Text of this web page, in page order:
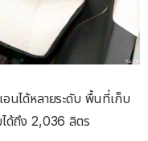
อนได้หลายระดับ พื้นที่เก็บ
ด้ถึง 2,036 ลิตร